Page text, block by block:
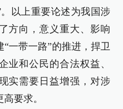
以上重要论述为我国涉
方向，意义重大、影响
一带一路”的推进，捍卫
业和公民的合法权益、
实需要日益增强，对涉
要求。